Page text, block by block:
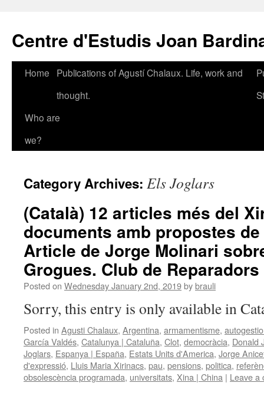
content
Centre d'Estudis Joan
Home
Publications of Agustí Chalaux. Life, work and
thought.
Who are
we?
Category Archives: Els Joglars
(Català) 12 articles més del
documents amb propostes de
Article de Jorge Molinari
Grogues. Club de Reparadors
Posted on Wednesday January 2nd, 2019bybrauli
Sorry, this entry is only available in
Posted in Agusti Chalaux, Argentina, armamentisme,
García Valdés, Catalunya | Cataluña, Clot, democràcia, Donald
Joglars, Espanya | España, Estats Units d'America, Jorge
d'expressió, Lluis Maria Xirinacs, pau, pensions, politica,
obsolescència programada, universitats, Xina | China | Leave a